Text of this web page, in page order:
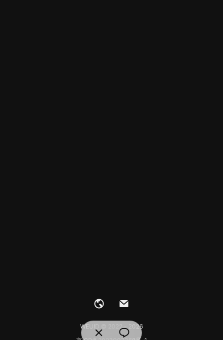
WEUID © 2022 - 2026